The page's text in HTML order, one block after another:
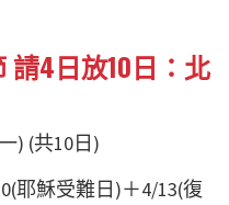
請4日放10日：北
) (共10日)
耶穌受難日)＋4/13(復